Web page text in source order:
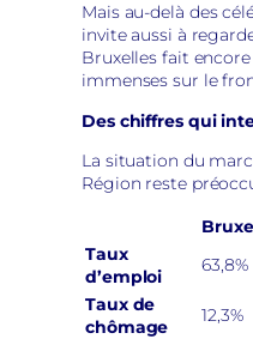
Mais au-delà des
invite aussi à
Bruxelles fait
immenses sur le
Des chiffres qui
La situation du
Région reste
Taux
d’emploi
63,8%
Taux de
chômage
12,3%